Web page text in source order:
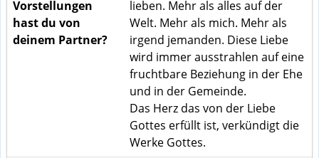
Vorstellungen
hast du von
deinem Partner?
lieben. Mehr als alles auf der
Welt. Mehr als mich. Mehr als
irgend jemanden. Diese Liebe
wird immer ausstrahlen auf eine
fruchtbare Beziehung in der Ehe
und in der Gemeinde.
Das Herz das von der Liebe
Gottes erfüllt ist, verkündigt die
Werke Gottes.